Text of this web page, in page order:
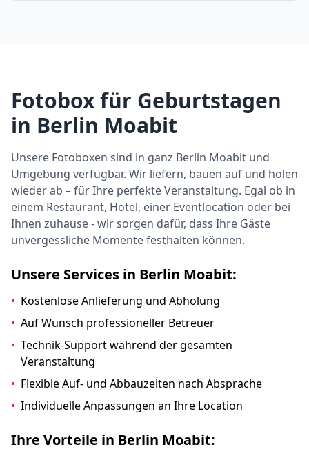
Fotobox für Geburtstagen
in Berlin Moabit
Unsere Fotoboxen sind in ganz Berlin Moabit und
Umgebung verfügbar. Wir liefern, bauen auf und holen
wieder ab – für Ihre perfekte Veranstaltung. Egal ob in
einem Restaurant, Hotel, einer Eventlocation oder bei
Ihnen zuhause - wir sorgen dafür, dass Ihre Gäste
unvergessliche Momente festhalten können.
Unsere Services in Berlin Moabit:
• Kostenlose Anlieferung und Abholung
• Auf Wunsch professioneller Betreuer
• Technik-Support während der gesamten
Veranstaltung
• Flexible Auf- und Abbauzeiten nach Absprache
• Individuelle Anpassungen an Ihre Location
Ihre Vorteile in Berlin Moabit: